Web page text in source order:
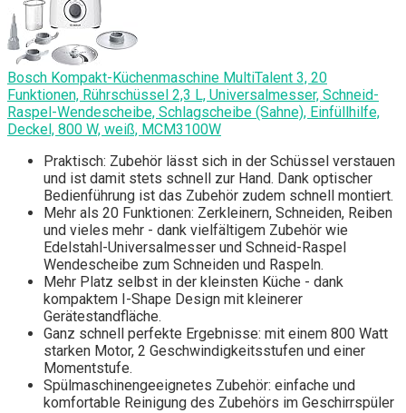
Bosch Kompakt-Küchenmaschine MultiTalent 3, 20
Funktionen, Rührschüssel 2,3 L, Universalmesser, Schneid-
Raspel-Wendescheibe, Schlagscheibe (Sahne), Einfüllhilfe,
Deckel, 800 W, weiß, MCM3100W
Praktisch: Zubehör lässt sich in der Schüssel verstauen
und ist damit stets schnell zur Hand. Dank optischer
Bedienführung ist das Zubehör zudem schnell montiert.
Mehr als 20 Funktionen: Zerkleinern, Schneiden, Reiben
und vieles mehr - dank vielfältigem Zubehör wie
Edelstahl-Universalmesser und Schneid-Raspel
Wendescheibe zum Schneiden und Raspeln.
Mehr Platz selbst in der kleinsten Küche - dank
kompaktem I-Shape Design mit kleinerer
Gerätestandfläche.
Ganz schnell perfekte Ergebnisse: mit einem 800 Watt
starken Motor, 2 Geschwindigkeitsstufen und einer
Momentstufe.
Spülmaschinengeeignetes Zubehör: einfache und
komfortable Reinigung des Zubehörs im Geschirrspüler